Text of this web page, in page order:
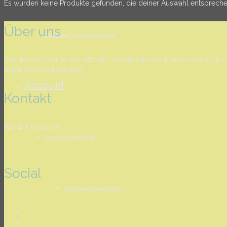
Metropol Theater Bremen
Account
Account bearbeiten
Adressen bearbeiten
Es wurden keine Produkte gefunden, die deiner Auswahl
Über uns
bec-tickets.com ist der offizielle Ticketshop von bremen events &
edlen FanTicket Variante.
Kontakt
+49 421 17524019
Social